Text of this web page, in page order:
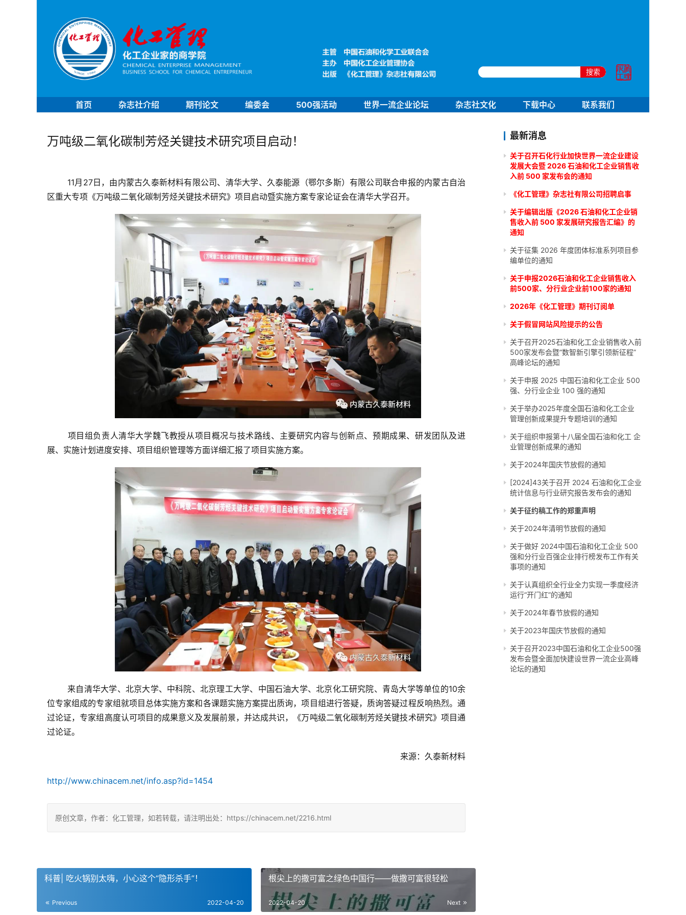
搜索
首页 杂志社介绍 期刊论文 编委会 500强活动 世界一流企业论坛 杂志社文化 下载中心 联系我们
万吨级二氧化碳制芳烃关键技术研究项目启动！
11月 27日，由内蒙古久泰新材料有限公司、清华大学、久泰能源（鄂尔多斯）有限公司联合申报的内蒙古自治
区重大专项《万吨级二氧化碳制芳烃关键技术研究》项目启动暨实施方案专家论证会在清华大学召开。
项目组负责人清华大学魏飞教授从项目概况与技术路线、主要研究内容与创新点、预期成果、研发团队及进
展、实施计划进度安排、项目组织管理等方面详细汇报了项目实施方案。
来自清华大学、北京大学、中科院、北京理工大学、中国石油大学、北京化工研究院、青岛大学等单位的10余
位专家组成的专家组就项目总体实施方案和各课题实施方案提出质询，项目组进行答疑，质询答疑过程反响热烈。通
过论证，专家组高度认可项目的成果意义及发展前景，并达成共识，《万吨级二氧化碳制芳烃关键技术研究》项目通
过论证。
来源：久泰新材料
http://www.chinacem.net/info.asp?id=1454
原创文章，作者：化工管理，如若转载，请注明出处：https://chinacem.net/2216.html
科普| 吃火锅别太嗨，小心这个“隐形杀手”！
Previous 2022-04-20
根尖上的撒可富之绿色中国行——做撒可富很轻松
Next
2022-04-20
最新消息
关于召开石化行业加快世界一流企业建设
发展大会暨 2026 石油和化工企业销售收
入前 500 家发布会的通知
《化工管理》杂志社有限公司招聘启事
关于编辑出版《2026 石油和化工企业销
售收入前 500 家发展研究报告汇编》的
通知
关于征集 2026 年度团体标准系列项目参
编单位的通知
关于申报2026石油和化工企业销售收入
前500家、分行业企业前100家的通知
2026年《化工管理》期刊订阅单
关于假冒网站风险提示的公告
关于召开2025石油和化工企业销售收入前
500家发布会暨“数智新引擎引领新征程”
高峰论坛的通知
关于申报 2025 中国石油和化工企业 500
强、分行业企业 100 强的通知
关于举办2025年度全国石油和化工企业
管理创新成果提升专题培训的通知
关于组织申报第十八届全国石油和化工 企
业管理创新成果的通知
关于2024年国庆节放假的通知
[2024]43关于召开 2024 石油和化工企业
统计信息与行业研究报告发布会的通知
关于征约稿工作的郑重声明
关于2024年清明节放假的通知
关于做好 2024中国石油和化工企业 500
强和分行业百强企业排行榜发布工作有关
事项的通知
关于认真组织全行业全力实现一季度经济
运行“开门红”的通知
关于2024年春节放假的通知
关于2023年国庆节放假的通知
关于召开2023中国石油和化工企业500强
发布会暨全面加快建设世界一流企业高峰
论坛的通知